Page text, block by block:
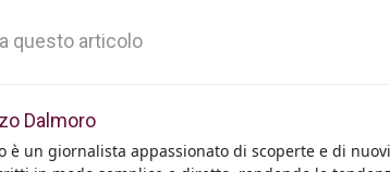
questo articolo
Dalmoro
è un giornalista appassionato di scoperte e di